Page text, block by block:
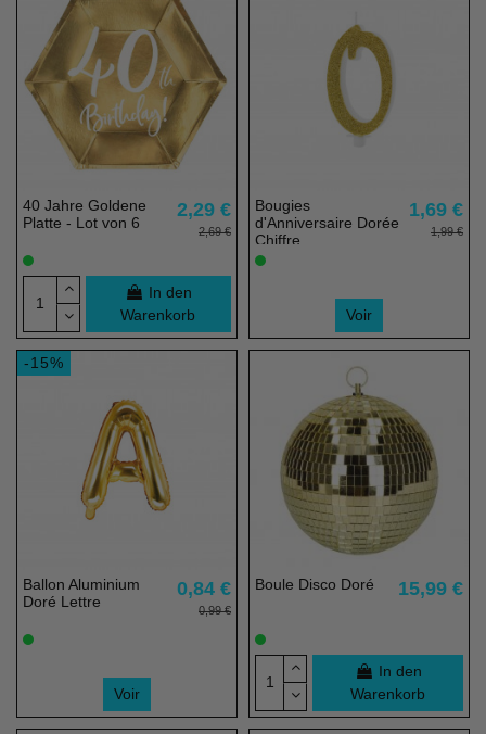
(2 noten)
40 Jahre Goldene
Platte - Lot von 6
2,29 €
2,69 €
In den
Warenkorb
Bougies
d'Anniversaire Dorée
Chiffre
1,69 €
1,99 €
Voir
-15%
Ballon Aluminium
Doré Lettre
0,84 €
0,99 €
Voir
Boule Disco Doré 15,99 €
In den
Warenkorb